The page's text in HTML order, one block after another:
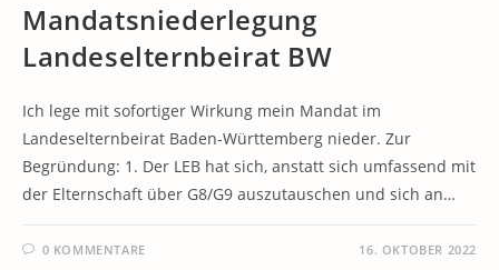
Mandatsniederlegung
Landeselternbeirat BW
Ich lege mit sofortiger Wirkung mein Mandat im
Landeselternbeirat Baden-Württemberg nieder. Zur
Begründung: 1. Der LEB hat sich, anstatt sich umfassend mit
der Elternschaft über G8/G9 auszutauschen und sich an…
0 KOMMENTARE 16. OKTOBER 2022